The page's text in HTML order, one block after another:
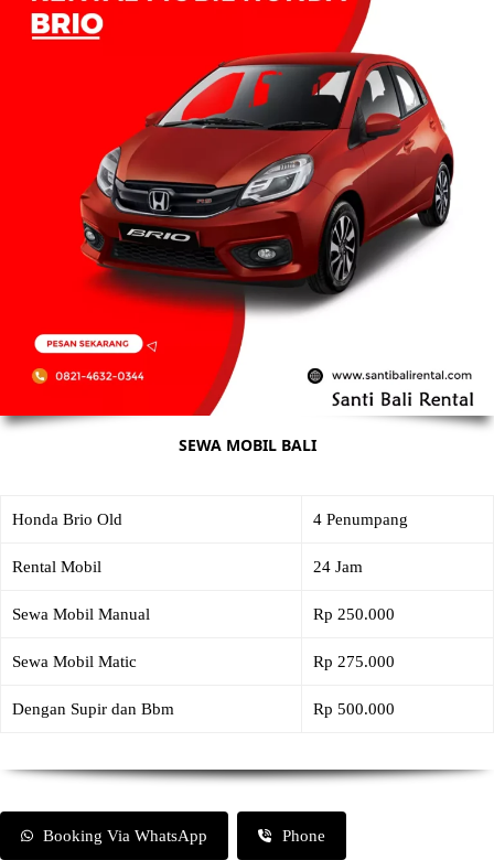
SEWA MOBIL BALI
Honda Brio Old 4 Penumpang
Rental Mobil 24 Jam
Sewa Mobil Manual Rp 250.000
Sewa Mobil Matic Rp 275.000
Dengan Supir dan Bbm Rp 500.000
Booking Via WhatsApp Phone